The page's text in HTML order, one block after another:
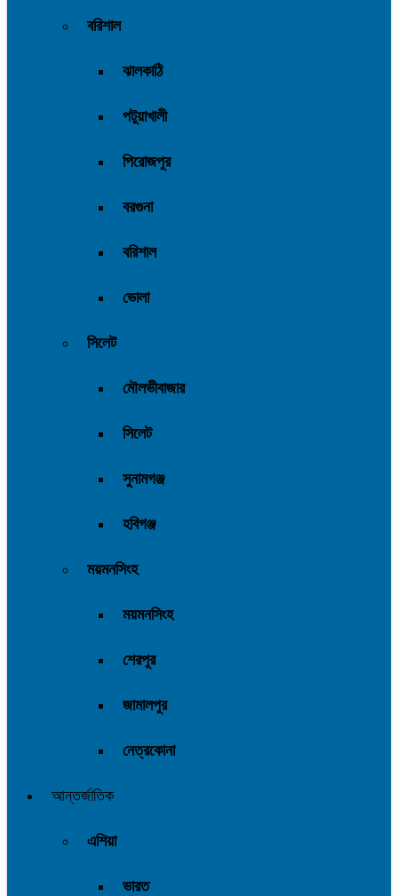
বরিশাল
ঝালকাঠি
পটুয়াখালী
পিরোজপুর
বরগুনা
বরিশাল
ভোলা
সিলেট
মৌলভীবাজার
সিলেট
সুনামগঞ্জ
হবিগঞ্জ
ময়মনসিংহ
ময়মনসিংহ
শেরপুর
জামালপুর
নেত্রকোনা
আন্তর্জাতিক
এশিয়া
ভারত